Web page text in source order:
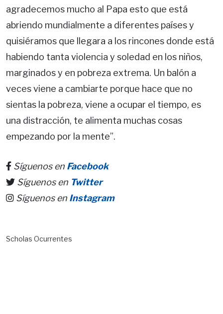
agradecemos mucho al Papa esto que está
abriendo mundialmente a diferentes países y
quisiéramos que llegara a los rincones donde está
habiendo tanta violencia y soledad en los niños,
marginados y en pobreza extrema. Un balón a
veces viene a cambiarte porque hace que no
sientas la pobreza, viene a ocupar el tiempo, es
una distracción, te alimenta muchas cosas
empezando por la mente”.
Síguenos en Facebook
Síguenos en Twitter
Síguenos en Instagram
Scholas Ocurrentes